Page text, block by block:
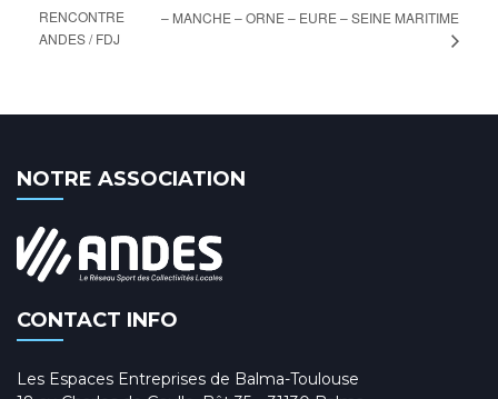
RENCONTRE
ANDES / FDJ
– MANCHE – ORNE – EURE – SEINE MARITIME
NOTRE ASSOCIATION
CONTACT INFO
Les Espaces Entreprises de Balma-Toulouse